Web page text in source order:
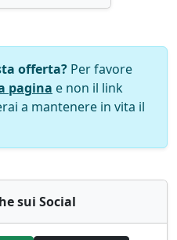
offerta? Per favore
pagina e non il link
a mantenere in vita il
sui Social